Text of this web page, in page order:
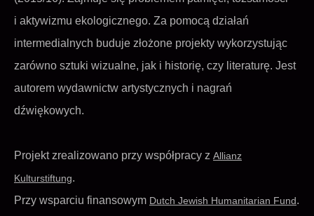
i aktywizmu ekologicznego. Za pomocą działań
intermedialnych buduje złożone projekty wykorzystując
zarówno sztuki wizualne, jak i historię, czy literaturę. Jest
autorem wydawnictw artystycznych i nagrań
dźwiękowych.
Projekt zrealizowano przy współpracy z Allianz
Kulturstiftung.
Przy wsparciu finansowym Dutch Jewish Humanitarian Fund.